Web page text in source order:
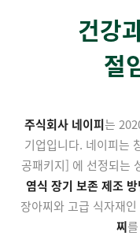
건강
절
주식회사 네이피는
기업입니다. 네이피는
공패키지] 에 선정되는
염식 장기 보존 제조 방
장아찌와 고급 식자재
찌